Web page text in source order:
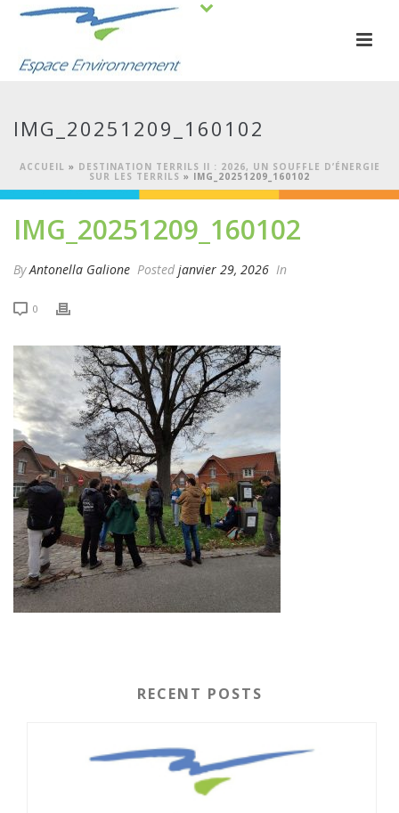
IMG_20251209_160102
ACCUEIL » DESTINATION TERRILS II : 2026, UN SOUFFLE D’ÉNERGIE
SUR LES TERRILS » IMG_20251209_160102
IMG_20251209_160102
ByAntonella Galione Posted janvier 29, 2026 In
0
RECENT POSTS